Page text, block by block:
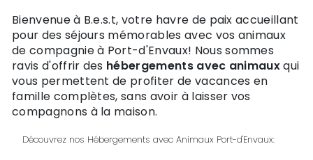
Bienvenue à B.e.s.t, votre havre de paix accueillant
pour des séjours mémorables avec vos animaux
de compagnie à Port-d'Envaux! Nous sommes
ravis d'offrir des hébergements avec animauxqui
vous permettent de profiter de vacances en
famille complètes, sans avoir à laisser vos
compagnons à la maison.
Découvrez nos Hébergements avec Animaux Port-d'Envaux: